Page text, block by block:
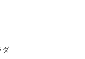
ダ